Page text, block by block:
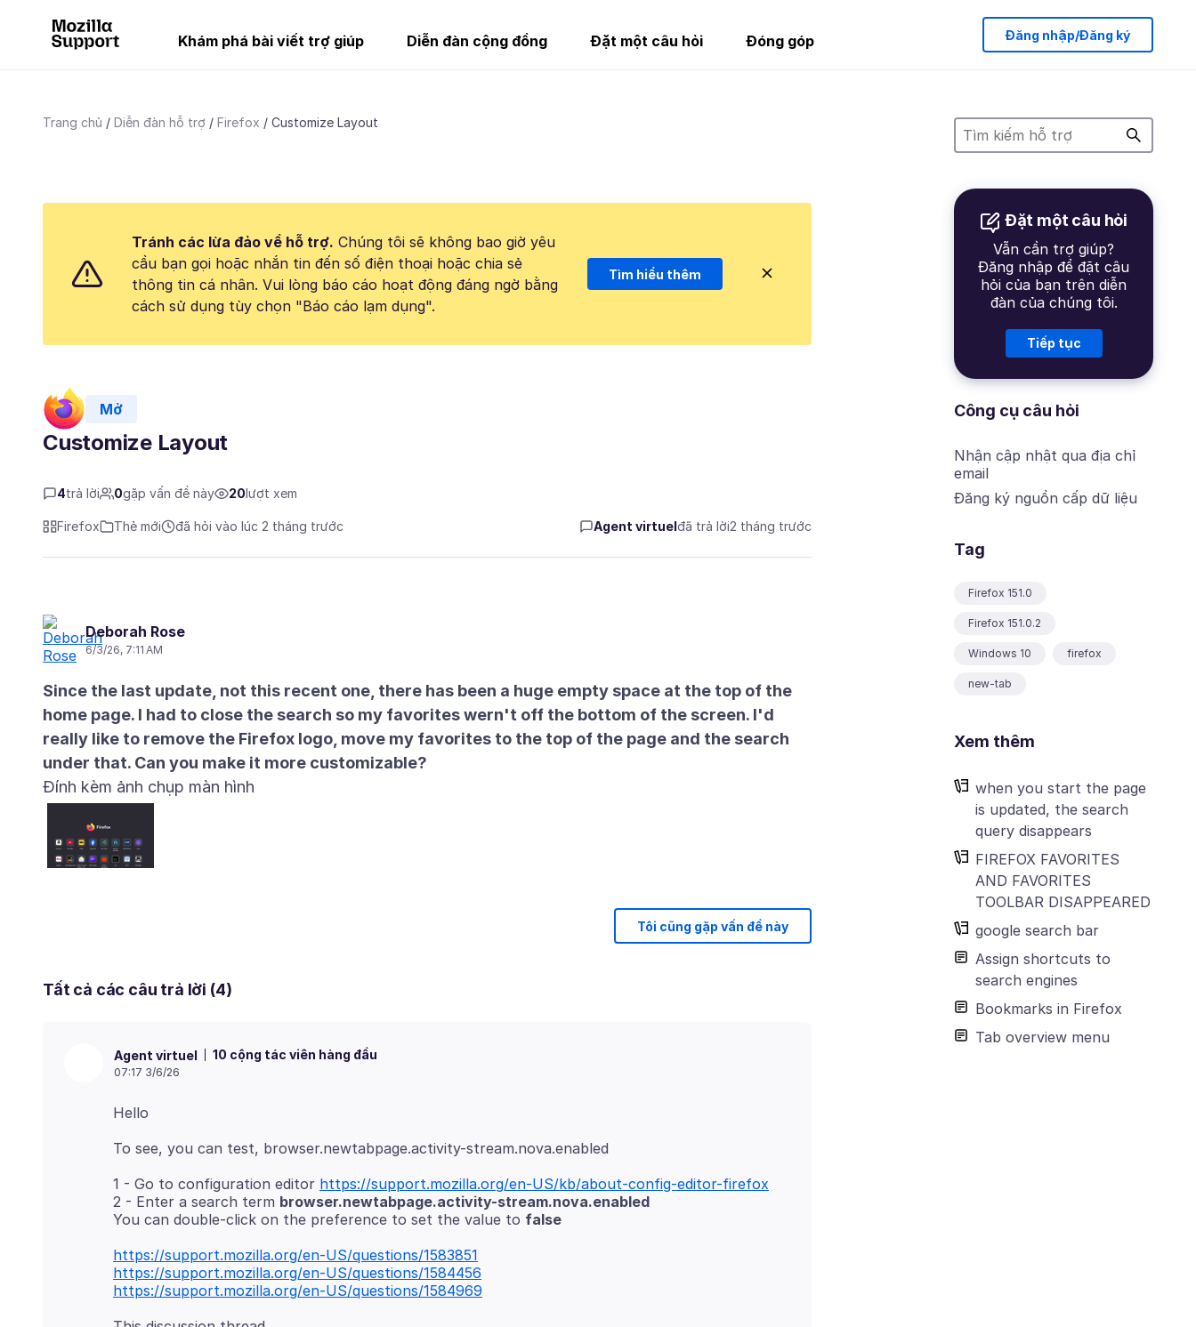
Khám phá bài viết trợ giúp Diễn đàn cộng đồng Đặt một câu hỏi Đóng góp Đăng nhập/Đăng ký
Trang chủ Diễn đàn hỗ trợ Firefox Customize Layout
Đặt một câu hỏi
Vẫn cần trợ giúp?
Đăng nhập để đặt câu
hỏi của bạn trên diễn
đàn của chúng tôi.
Tiếp tục
Công cụ câu hỏi
Nhận cập nhật qua địa chỉ
email
Đăng ký nguồn cấp dữ liệu
Tag
Firefox 151.0
Firefox 151.0.2
Windows 10 firefox
new-tab
Xem thêm
when you start the page
is updated, the search
query disappears
FIREFOX FAVORITES
AND FAVORITES
TOOLBAR DISAPPEARED
google search bar
Assign shortcuts to
search engines
Bookmarks in Firefox
Tab overview menu
Tránh các lừa đảo về hỗ trợ. Chúng tôi sẽ không bao giờ yêu
cầu bạn gọi hoặc nhắn tin đến số điện thoại hoặc chia sẻ
thông tin cá nhân. Vui lòng báo cáo hoạt động đáng ngờ bằng
cách sử dụng tùy chọn "Báo cáo lạm dụng".
Tìm hiểu thêm
Mở
Customize Layout
4trả lời 0gặp vấn đề này 20 lượt xem
Firefox Thẻ mới đã hỏi vào lúc 2 tháng trước Agent virtuel đã trả lời2 tháng trước
Deborah Rose
6/3/26, 7:11 AM
Since the last update, not this recent one, there has been a huge empty space at the top of the
home page. I had to close the search so my favorites wern't off the bottom of the screen. I'd
really like to remove the Firefox logo, move my favorites to the top of the page and the search
under that. Can you make it more customizable?
Đính kèm ảnh chụp màn hình
Tôi cũng gặp vấn đề này
Tất cả các câu trả lời (4)
Agent virtuel 10 cộng tác viên hàng đầu
07:17 3/6/26
1 - Go to configuration editor https://support.mozilla.org/en-US/kb/about-config-editor-firefox
2 - Enter a search term browser.newtabpage.activity-stream.nova.enabled
You can double-click on the preference to set the value to false
https://support.mozilla.org/en-US/questions/1583851
https://support.mozilla.org/en-US/questions/1584456
https://support.mozilla.org/en-US/questions/1584969